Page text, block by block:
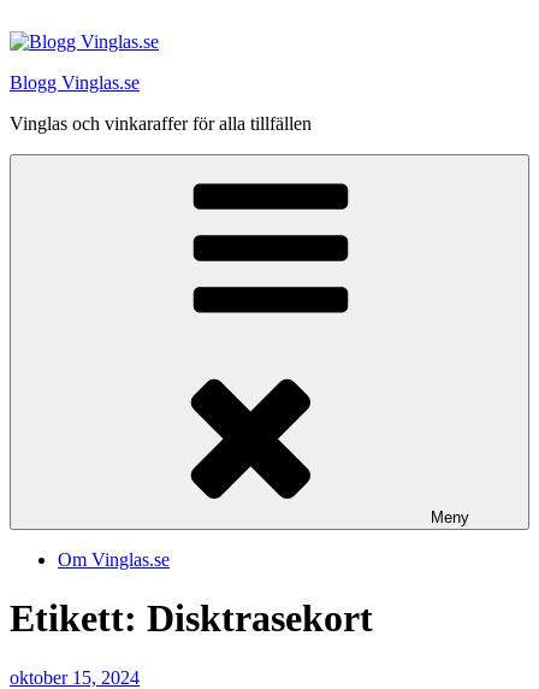
till
Blogg Vinglas.se
Vinglas och vinkaraffer för alla tillfällen
Meny
Om Vinglas.se
Etikett: Disktrasekort
Publicerat
oktober 15, 2024